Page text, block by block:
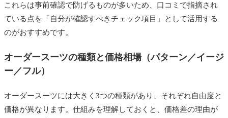
これらは事前確認で防げるものが多いため、口コミで指摘され
ている点を「自分が確認すべきチェック項目」として活用する
のがおすすめです。
オーダースーツの種類と価格相場（パターン／イージ
ー／フル）
オーダースーツには大きく3つの種類があり、それぞれ自由度と
価格が異なります。仕組みを理解しておくと、価格差の理由が